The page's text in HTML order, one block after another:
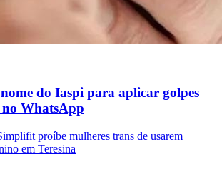
do Iaspi para aplicar golpes
WhatsApp